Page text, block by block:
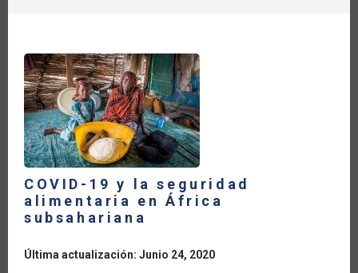
COVID-19 y la seguridad
alimentaria en África
subsahariana
Última actualización: Junio 24, 2020